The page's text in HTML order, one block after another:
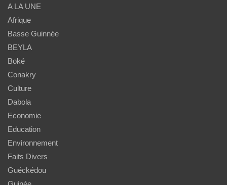
A LA UNE
Afrique
Basse Guinnée
BEYLA
Boké
Conakry
Culture
Dabola
Economie
Education
Environnement
Faits Divers
Guéckédou